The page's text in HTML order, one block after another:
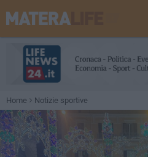
Home Notizie sportive